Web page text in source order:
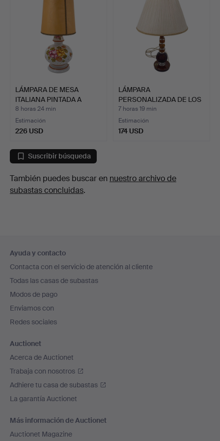
LÁMPARA DE MESA
ITALIANA PINTADA A
MANO DE…
8 horas 24 min
Estimación
226 USD
LÁMPARA
PERSONALIZADA DE LOS
AÑOS 70 CON L…
7 horas 19 min
Estimación
174 USD
Suscribir búsqueda
También puedes buscar en nuestro archivo de
subastas concluidas.
en
el
pie
de
página
Ayuda y contacto
Contacta con el servicio de atención al cliente
Todas las casas de subastas
Modos de pago
Enviamos con
Redes sociales
Auctionet
Acerca de Auctionet
Trabaja con nosotros
Adhiere tu casa de subastas
La garantía Auctionet
Más información de Auctionet
Auctionet Magazine